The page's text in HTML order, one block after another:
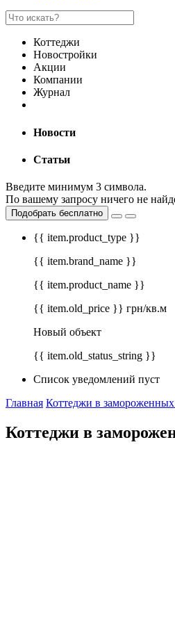
Коттеджи
Новостройки
Акции
Компании
Журнал
Новости
Статьи
Введите минимум 3 символа.
По вашему запросу ничего не
Подобрать бесплатно
{{ item.product_type }}
{{ item.brand_name }}
{{ item.product_name }}
{{ item.old_price }} грн/кв.м
Новый объект
{{ item.old_status_string }}
Список уведомлений пуст
Главная Коттеджи в
Коттеджи в